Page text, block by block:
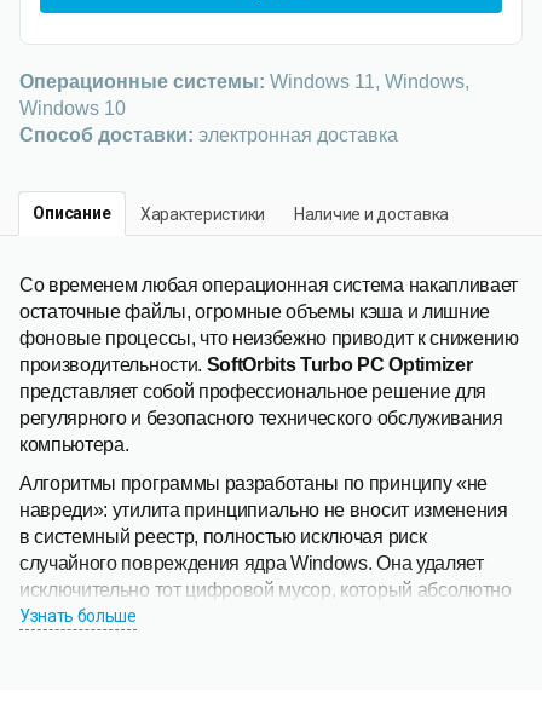
Операционные системы: Windows 11, Windows,
Windows 10
Способ доставки: электронная доставка
Описание Характеристики Наличие и доставка
Со временем любая операционная система накапливает
остаточные файлы, огромные объемы кэша и лишние
фоновые процессы, что неизбежно приводит к снижению
производительности. SoftOrbits Turbo PC Optimizer
представляет собой профессиональное решение для
регулярного и безопасного технического обслуживания
компьютера.
Алгоритмы программы разработаны по принципу «не
навреди»: утилита принципиально не вносит изменения
в системный реестр, полностью исключая риск
случайного повреждения ядра Windows. Она удаляет
исключительно тот цифровой мусор, который абсолютно
не требуется для работы ОС. Интуитивно понятный
Узнать больше